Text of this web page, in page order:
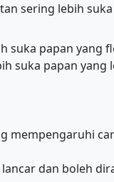
sering lebih
suka papan yang
suka papan yang
mempengaruhi
dan boleh